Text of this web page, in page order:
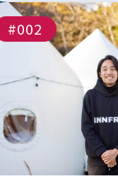
#002